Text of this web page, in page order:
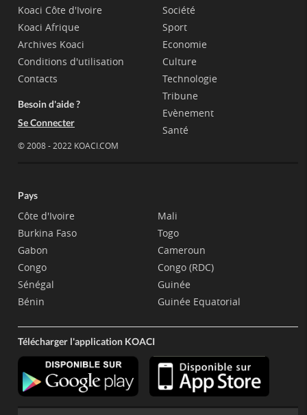
Koaci Côte d'Ivoire
Koaci Afrique
Archives Koaci
Conditions d'utilisation
Contacts
Besoin d'aide ?
Se Connecter
© 2008 - 2022 KOACI.COM
Société
Sport
Economie
Culture
Technologie
Tribune
Evènement
Santé
Pays
Côte d'Ivoire
Burkina Faso
Gabon
Congo
Sénégal
Bénin
Mali
Togo
Cameroun
Congo (RDC)
Guinée
Guinée Equatorial
Télécharger l'application KOACI